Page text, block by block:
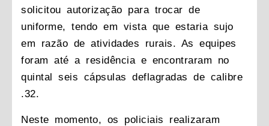
solicitou autorização para trocar de
uniforme, tendo em vista que estaria sujo
em razão de atividades rurais. As equipes
foram até a residência e encontraram no
quintal seis cápsulas deflagradas de calibre
.32.
Neste momento, os policiais realizaram